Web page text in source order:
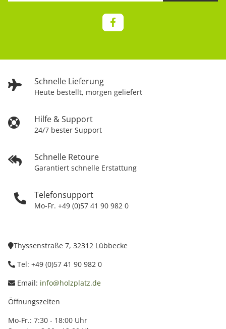
Schnelle Lieferung
Heute bestellt, morgen geliefert
Hilfe & Support
24/7 bester Support
Schnelle Retoure
Garantiert schnelle Erstattung
Telefonsupport
Mo-Fr. +49 (0)57 41 90 982 0
Thyssenstraße 7, 32312 Lübbecke
Tel: +49 (0)57 41 90 982 0
Email: info@holzplatz.de
Öffnungszeiten
Mo-Fr.: 7:30 - 18:00 Uhr